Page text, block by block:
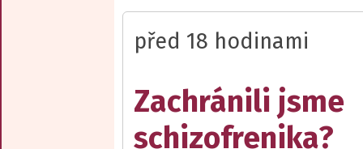
před 18 hodinami
Zachránili jsme
schizofrenika?